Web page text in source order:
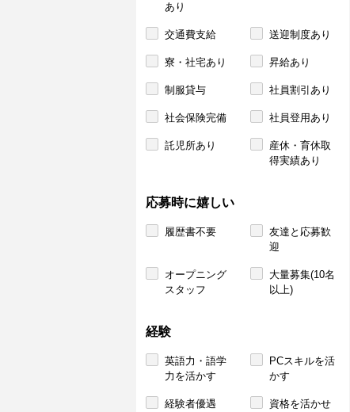
あり
交通費支給 送迎制度あり
寮・社宅あり 昇給あり
制服貸与 社員割引あり
社会保険完備 社員登用あり
託児所あり
産休・育休取
得実績あり
応募時に嬉しい
履歴書不要
友達と応募歓
迎
オープニング
スタッフ
大量募集(10名
以上)
経験
英語力・語学
力を活かす
PCスキルを活
かす
経験者優遇
資格を活かせ